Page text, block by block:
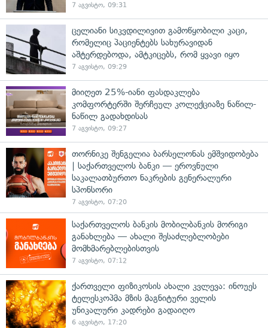
7 აგვისტო, 09:31
ცელიანი სიკვდილივით გამოწყობილი კაცი,
რომელიც პაციენტებს სახურავიდან
აშტერდებოდა, ამტკიცებს, რომ ყვავი იყო
7 აგვისტო, 09:29
მიიღეთ 25%-იანი ფასდაკლება
კომფორტერში შერჩეულ კოლექციაზე ნაწილ-
ნაწილ გადახდისას
7 აგვისტო, 09:27
თორნიკე შენგელია ბარსელონას ემშვიდობება
| საქართველოს ბანკი — ეროვნული
საკალათბურთო ნაკრების გენერალური
სპონსორი
7 აგვისტო, 07:20
საქართველოს ბანკის მობილბანკის მორიგი
განახლება — ახალი შესაძლებლობები
მომხმარებლებისთვის
7 აგვისტო, 07:12
ქართველი ფიზიკოსის ახალი კვლევა: ინოუეს
ტელესკოპმა მზის მაგნიტური ველის
უნიკალური კადრები გადაიღო
6 აგვისტო, 17:20